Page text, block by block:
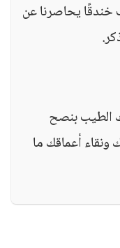
خندقًا يحاصرنا عن
الطيب بنصح
أعماقك ما